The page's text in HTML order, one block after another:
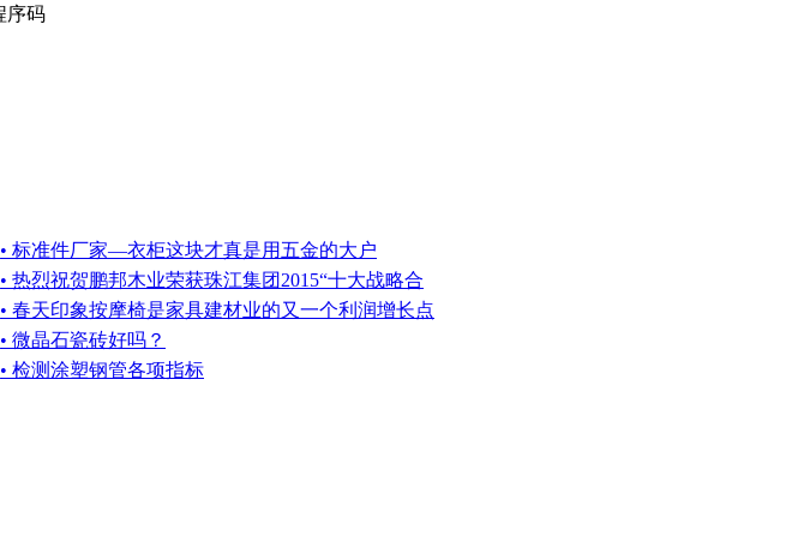
• 标准件厂家—衣柜这块才真是用五金的大户
• 热烈祝贺鹏邦木业荣获珠江集团2015“十大战略合
• 春天印象按摩椅是家具建材业的又一个利润增长点
• 微晶石瓷砖好吗？
• 检测涂塑钢管各项指标